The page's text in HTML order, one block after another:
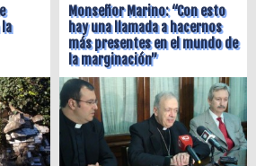
Monseñor Marino: “Con esto
hay una llamada a hacernos
más presentes en el mundo de
la marginación”